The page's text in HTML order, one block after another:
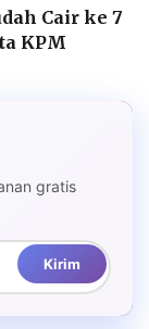
Cair ke 7
KPM
gratis
Kirim